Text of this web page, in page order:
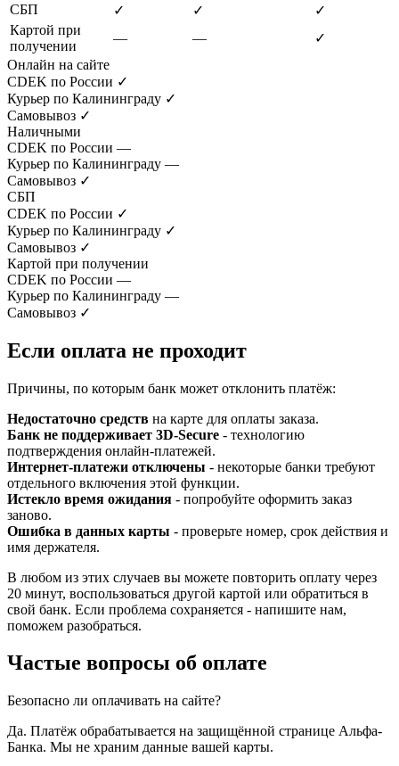
СБП
✓ ✓
✓
Картой при
получении
— —
✓
Онлайн на сайте
CDEK по России ✓
Курьер по Калининграду ✓
Самовывоз ✓
Наличными
CDEK по России —
Курьер по Калининграду —
Самовывоз ✓
СБП
CDEK по России ✓
Курьер по Калининграду ✓
Самовывоз ✓
Картой при получении
CDEK по России —
Курьер по Калининграду —
Самовывоз ✓
Если оплата не проходит
Причины, по которым банк может отклонить платёж:
Недостаточно средств на карте для оплаты заказа.
Банк не поддерживает 3D-Secure - технологию
подтверждения онлайн-платежей.
Интернет-платежи отключены - некоторые банки требуют
отдельного включения этой функции.
Истекло время ожидания - попробуйте оформить заказ
заново.
Ошибка в данных карты - проверьте номер, срок действия и
имя держателя.
В любом из этих случаев вы можете повторить оплату через
20 минут, воспользоваться другой картой или обратиться в
свой банк. Если проблема сохраняется - напишите нам,
поможем разобраться.
Частые вопросы об оплате
Безопасно ли оплачивать на сайте?
Да. Платёж обрабатывается на защищённой странице Альфа-
Банка. Мы не храним данные вашей карты.